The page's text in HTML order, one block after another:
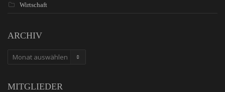
Wirtschaft
ARCHIV
ARCHIV
MITGLIEDER